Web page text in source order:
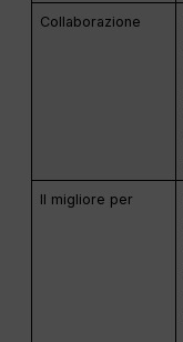
Collaborazione
Il migliore per